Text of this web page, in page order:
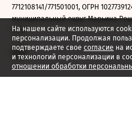
На нашем сайте используются
персонализации. Продолжая
подтверждаете свое согласие на
и технологий персонализации в
отношении обработки
7712108141/771501001, ОГРН
муниципальный округ Марьина
2026